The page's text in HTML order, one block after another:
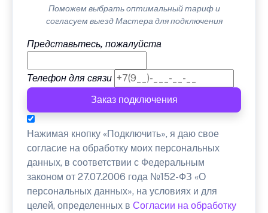
Поможем выбрать оптимальный тариф и
согласуем выезд Мастера для подключения
Представьтесь, пожалуйста
Телефон для связи
Заказ подключения
Нажимая кнопку «Подключить», я даю свое
согласие на обработку моих персональных
данных, в соответствии с Федеральным
законом от 27.07.2006 года №152-ФЗ «О
персональных данных», на условиях и для
целей, определенных в Согласии на обработку